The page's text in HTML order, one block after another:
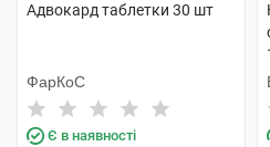
Адвокард таблетки 30 шт
ФарКоС
Є в наявності